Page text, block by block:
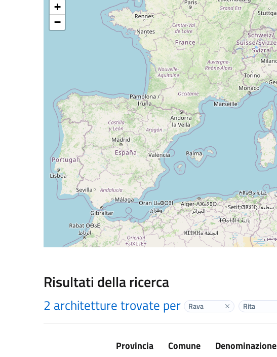
+
−
Risultati della ricerca
2 architetture trovate per Rava Elimina label
Rita
Provincia Comune Denominazione